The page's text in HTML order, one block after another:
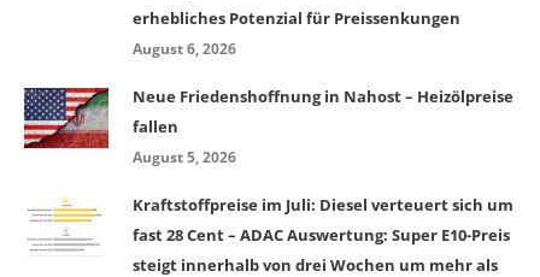
erhebliches Potenzial für Preissenkungen
August 6, 2026
Neue Friedenshoffnung in Nahost – Heizölpreise
fallen
August 5, 2026
Kraftstoffpreise im Juli: Diesel verteuert sich um
fast 28 Cent – ADAC Auswertung: Super E10-Preis
steigt innerhalb von drei Wochen um mehr als